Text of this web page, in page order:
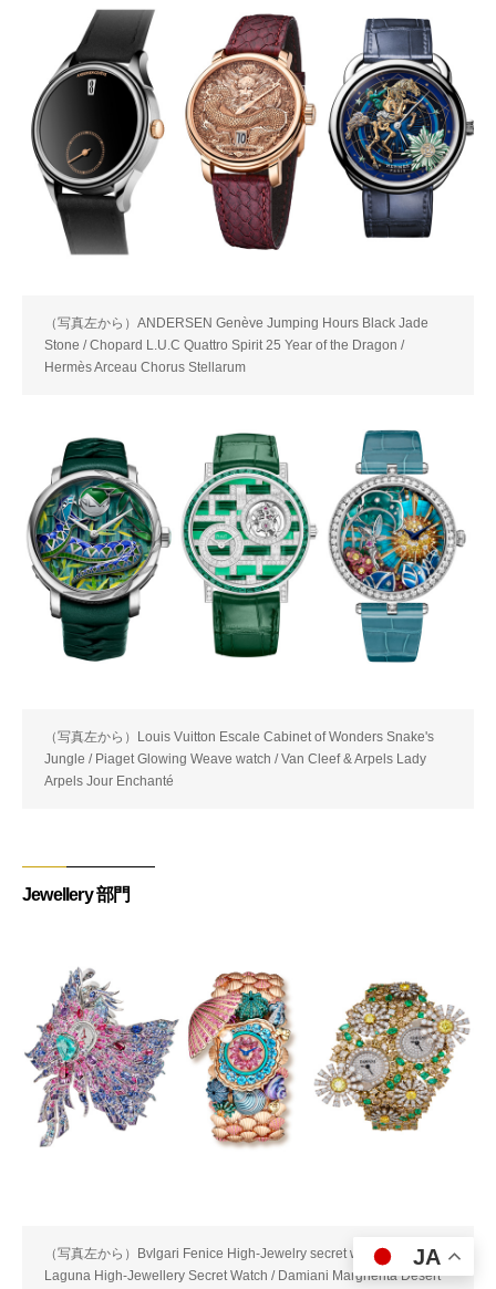
（写真左から）ANDERSEN Genève Jumping Hours Black Jade
Stone / Chopard L.U.C Quattro Spirit 25 Year of the Dragon /
Hermès Arceau Chorus Stellarum
（写真左から）Louis Vuitton Escale Cabinet of Wonders Snake's
Jungle / Piaget Glowing Weave watch / Van Cleef & Arpels Lady
Arpels Jour Enchanté
Jewellery 部門
（写真左から）Bvlgari Fenice High-Jewelry secret watch / Chopard
Laguna High-Jewellery Secret Watch / Damiani Margherita Desert
JA